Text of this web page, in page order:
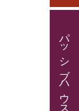
パッシブハウス見学・住宅相談